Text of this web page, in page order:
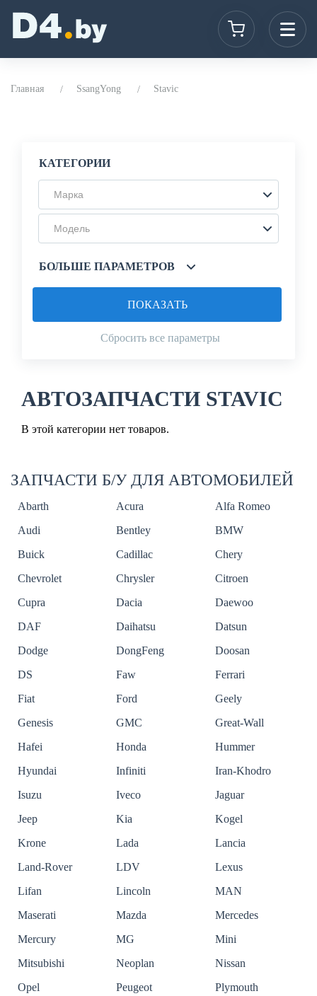
Главная SsangYong Stavic
КАТЕГОРИИ
Марка
Модель
БОЛЬШЕ ПАРАМЕТРОВ
Сбросить все параметры
ПОКАЗАТЬ
АВТОЗАПЧАСТИ STAVIC
В этой категории нет товаров.
ЗАПЧАСТИ Б/У ДЛЯ АВТОМОБИЛЕЙ
Abarth Acura
Alfa Romeo
Audi
Bentley
BMW
Buick
Cadillac
Chery
Chevrolet
Chrysler
Citroen
Cupra
Dacia
Daewoo
DAF
Daihatsu
Datsun
Dodge
DongFeng
Doosan
DS
Faw
Ferrari
Fiat
Ford
Geely
Genesis
GMC
Great-Wall
Hafei
Honda
Hummer
Hyundai
Infiniti
Iran-Khodro
Isuzu
Iveco
Jaguar
Jeep
Kia
Kogel
Krone
Lada
Lancia
Land-Rover
LDV
Lexus
Lifan
Lincoln
MAN
Maserati
Mazda
Mercedes
Mercury
MG
Mini
Mitsubishi
Neoplan
Nissan
Opel
Peugeot
Plymouth